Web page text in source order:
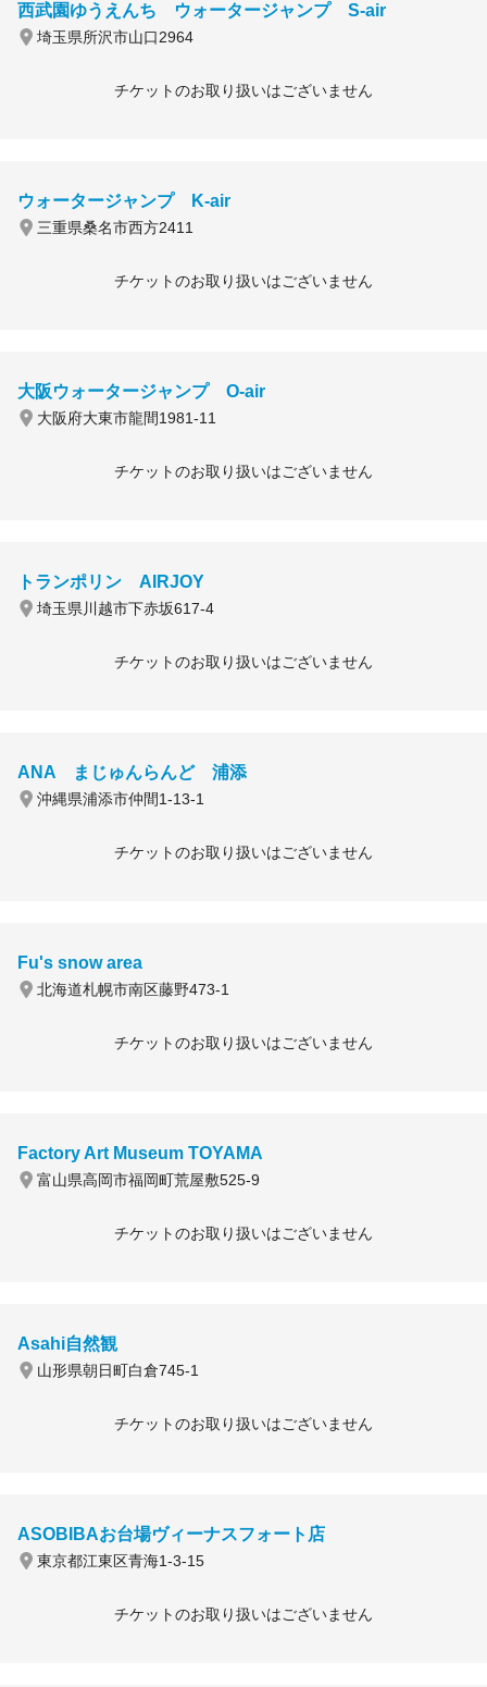
西武園ゆうえんち ウォータージャンプ S-air
埼玉県所沢市山口2964
チケットのお取り扱いはございません
ウォータージャンプ K-air
三重県桑名市西方2411
チケットのお取り扱いはございません
大阪ウォータージャンプ O-air
大阪府大東市龍間1981-11
チケットのお取り扱いはございません
トランポリン AIRJOY
埼玉県川越市下赤坂617-4
チケットのお取り扱いはございません
ANA まじゅんらんど 浦添
沖縄県浦添市仲間1-13-1
チケットのお取り扱いはございません
Fu's snow area
北海道札幌市南区藤野473-1
チケットのお取り扱いはございません
Factory Art Museum TOYAMA
富山県高岡市福岡町荒屋敷525-9
チケットのお取り扱いはございません
Asahi自然観
山形県朝日町白倉745-1
チケットのお取り扱いはございません
ASOBIBAお台場ヴィーナスフォート店
東京都江東区青海1-3-15
チケットのお取り扱いはございません